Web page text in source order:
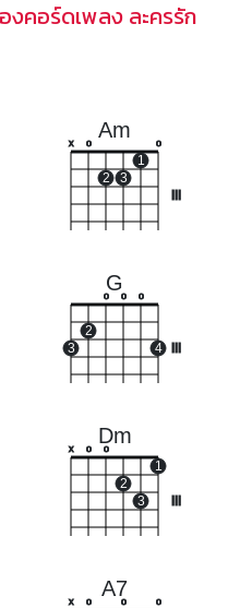
งคอร์ดเพลง ละครรัก
Am
x o
2 3
1
o
G
3
2
o o o
4
Dm
x o o
2
3
1
A7
x o o o